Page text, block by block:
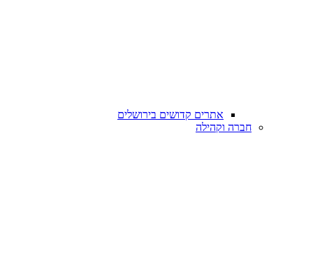
אתרים קדושים בירושלים
חברה וקהילה